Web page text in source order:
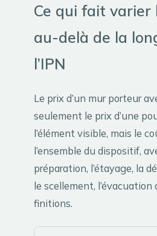
Ce qui fait varier
au-delà de la
l’IPN
Le prix d’un mur porteur
seulement le prix d’une
l’élément visible, mais le
l’ensemble du dispositif,
préparation, l’étayage, la
le scellement,
finitions.